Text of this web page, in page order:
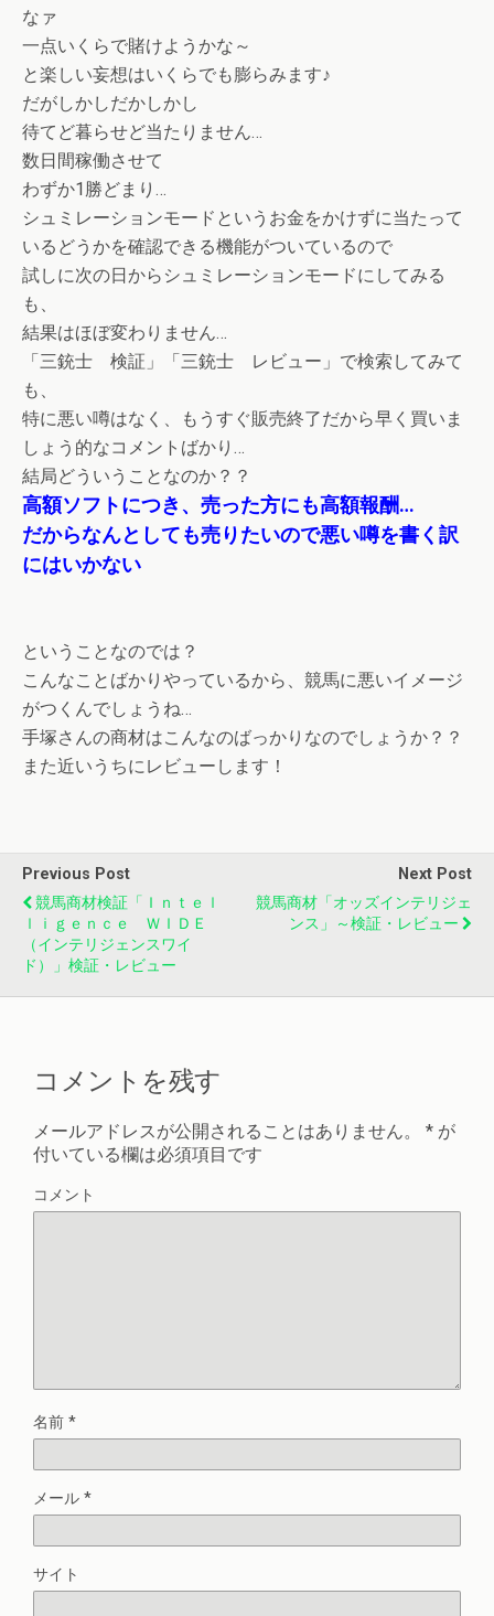
なァ
一点いくらで賭けようかな～
と楽しい妄想はいくらでも膨らみます♪
だがしかしだかしかし
待てど暮らせど当たりません…
数日間稼働させて
わずか1勝どまり…
シュミレーションモードというお金をかけずに当たって
いるどうかを確認できる機能がついているので
試しに次の日からシュミレーションモードにしてみる
も、
結果はほぼ変わりません…
「三銃士 検証」「三銃士 レビュー」で検索してみて
も、
特に悪い噂はなく、もうすぐ販売終了だから早く買いま
しょう的なコメントばかり…
結局どういうことなのか？？
高額ソフトにつき、売った方にも高額報酬…
だからなんとしても売りたいので悪い噂を書く訳
にはいかない
ということなのでは？
こんなことばかりやっているから、競馬に悪いイメージ
がつくんでしょうね…
手塚さんの商材はこんなのばっかりなのでしょうか？？
また近いうちにレビューします！
Previous Post
競馬商材検証「Ｉｎｔｅｌ
Ｌｉｇｅｎｃｅ ＷＩＤＥ
（インテリジェンスワイ
ド）」検証・レビュー
Next Post
競馬商材「オッズインテリジェ
ンス」～検証・レビュー
コメントを残す
メールアドレスが公開されることはありません。 * が
付いている欄は必須項目です
コメント
名前 *
メール *
サイト